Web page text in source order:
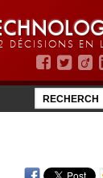
DÉCISIONS EN